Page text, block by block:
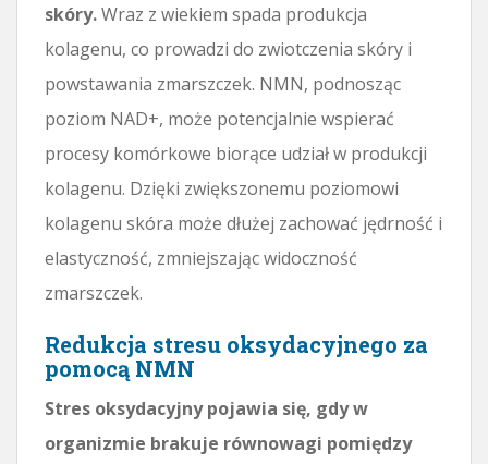
skóry.Wraz z wiekiem spada produkcja
kolagenu, co prowadzi do zwiotczenia skóry i
powstawania zmarszczek. NMN, podnosząc
poziom NAD+, może potencjalnie wspierać
procesy komórkowe biorące udział w produkcji
kolagenu. Dzięki zwiększonemu poziomowi
kolagenu skóra może dłużej zachować jędrność i
elastyczność, zmniejszając widoczność
zmarszczek.
Redukcja stresu oksydacyjnego za
pomocą NMN
Stres oksydacyjny pojawia się, gdy w
organizmie brakuje równowagi pomiędzy